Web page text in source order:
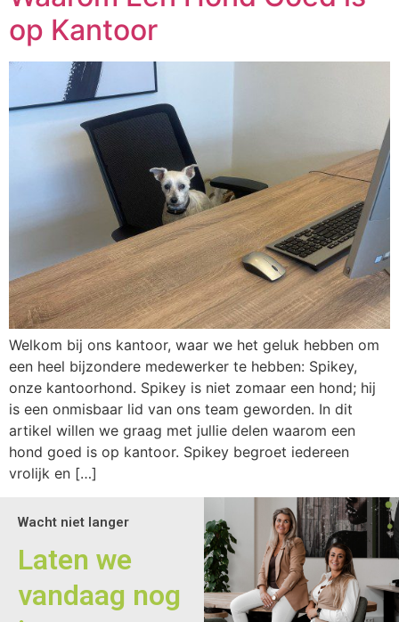
op Kantoor
Welkom bij ons kantoor, waar we het geluk hebben om
een heel bijzondere medewerker te hebben: Spikey,
onze kantoorhond. Spikey is niet zomaar een hond; hij
is een onmisbaar lid van ons team geworden. In dit
artikel willen we graag met jullie delen waarom een
hond goed is op kantoor. Spikey begroet iedereen
vrolijk en […]
Wacht niet langer
Laten we
vandaag nog